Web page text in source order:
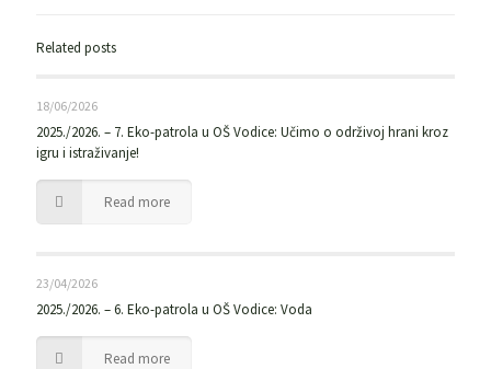
Related posts
18/06/2026
2025./2026. – 7. Eko-patrola u OŠ Vodice: Učimo o održivoj hrani kroz
igru i istraživanje!
Read more
23/04/2026
2025./2026. – 6. Eko-patrola u OŠ Vodice: Voda
Read more